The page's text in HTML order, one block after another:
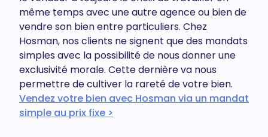
même temps avec une autre agence ou bien de
vendre son bien entre particuliers. Chez
Hosman, nos clients ne signent que des mandats
simples avec la possibilité de nous donner une
exclusivité morale. Cette dernière va nous
permettre de cultiver la rareté de votre bien.
Vendez votre bien avec Hosman via un mandat
simple au prix fixe >